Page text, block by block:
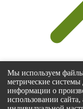
Мы используем
метрические системы
информации о
использовании
Select at least 2 products